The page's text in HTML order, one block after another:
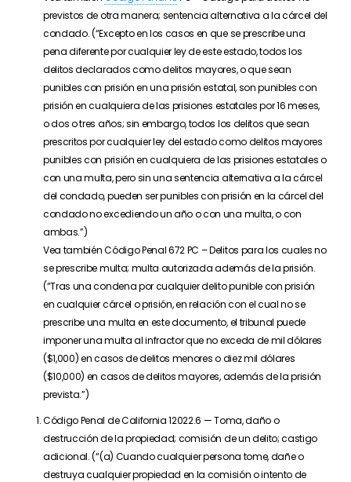
previstos de otra manera; sentencia alternativa a la cárcel del
condado. (“Excepto en los casos en que se prescribe una
pena diferente por cualquier ley de este estado, todos los
delitos declarados como delitos mayores, o que sean
punibles con prisión en una prisión estatal, son punibles con
prisión en cualquiera de las prisiones estatales por 16 meses,
o dos o tres años; sin embargo, todos los delitos que sean
prescritos por cualquier ley del estado como delitos mayores
punibles con prisión en cualquiera de las prisiones estatales o
con una multa, pero sin una sentencia alternativa a la cárcel
del condado, pueden ser punibles con prisión en la cárcel del
condado no excediendo un año o con una multa, o con
ambas.”)
Vea también Código Penal 672 PC – Delitos para los cuales no
se prescribe multa; multa autorizada además de la prisión.
(“Tras una condena por cualquier delito punible con prisión
en cualquier cárcel o prisión, en relación con el cual no se
prescribe una multa en este documento, el tribunal puede
imponer una multa al infractor que no exceda de mil dólares
($1,000) en casos de delitos menores o diez mil dólares
($10,000) en casos de delitos mayores, además de la prisión
prevista.”)
Código Penal de California 12022.6 — Toma, daño o
destrucción de la propiedad; comisión de un delito; castigo
adicional. (“(a) Cuando cualquier persona tome, dañe o
destruya cualquier propiedad en la comisión o intento de